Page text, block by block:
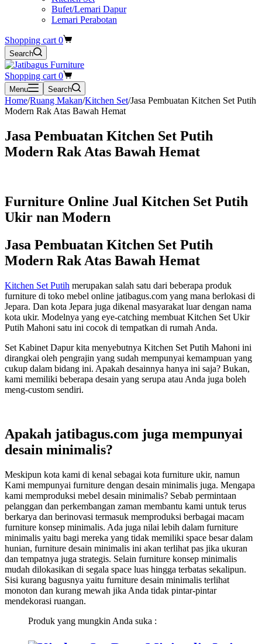
Bufet/Lemari Dapur
Lemari Perabotan
Shopping cart 0
Search
Shopping cart 0
Menu Search
Home/Ruang Makan/Kitchen Set/Jasa Pembuatan Kitchen Set Putih
Modern Rak Atas Bawah Hemat
Jasa Pembuatan Kitchen Set Putih
Modern Rak Atas Bawah Hemat
Furniture Online Jual Kitchen Set Putih
Ukir nan Modern
Jasa Pembuatan Kitchen Set Putih
Modern Rak Atas Bawah Hemat
Kitchen Set Putih merupakan salah satu dari beberapa produk
furniture di toko mebel online jatibagus.com yang mana berlokasi di
Jepara. Dan kota Jepara juga dikenal masyarakat luar dengan nama
kota ukir. Modelnya yang eye-catching membuat Kitchen Set Ukir
Putih Mahoni satu ini cocok di tempatkan di rumah Anda.
Set Kabinet Dapur kita menyebutnya Kitchen Set Putih Mahoni ini
dirangkai oleh pengrajin yang sudah mempunyai kemampuan yang
cukup dalam bidang ini. Apakah desainnya hanya ini saja? Bukan,
kami memiliki beberapa desain yang serupa atau Anda juga boleh
meng-custom sendiri.
Apakah jatibagus.com juga mempunyai
desain minimalis?
Meskipun kota kami di kenal sebagai kota furniture ukir, namun
Kami mempunyai furniture dengan desain minimalis juga. Mengapa
kami memproduksi mebel desain minimalis? Sebab permintaan
pelanggan dan perkembangan zaman membantu kami untuk terus
berkarya dan berinovasi termasuk memproduksi berbagai macam
furniture konsep minimalis. Ada juga nilai lebih dalam furniture
minimalis yaitu bagi mereka yang tidak memiliki space besar dalam
hunian, furniture desain minimalis ini akan terlihat pas jika ukuran
dan tempatnya juga strategis. Selain furniture konsep minimalis
mudah dilokasikan di segala space luas hingga terbatas sekalipun.
Sisi kurang bagusnya yaitu furniture desain minimalis terlihat
monoton dan kurang mewah jika Anda tidak pintar-pintar
mendekorasi ruangan.
Produk yang mungkin Anda suka :